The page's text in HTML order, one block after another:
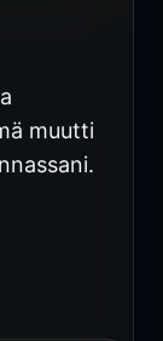
muutti